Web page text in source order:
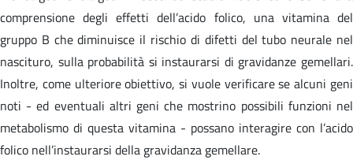
comprensione degli effetti dell’acido folico, una vitamina del
gruppo B che diminuisce il rischio di difetti del tubo neurale nel
nascituro, sulla probabilità si instaurarsi di gravidanze gemellari.
Inoltre, come ulteriore obiettivo, si vuole verificare se alcuni geni
noti - ed eventuali altri geni che mostrino possibili funzioni nel
metabolismo di questa vitamina - possano interagire con l’acido
folico nell’instaurarsi della gravidanza gemellare.